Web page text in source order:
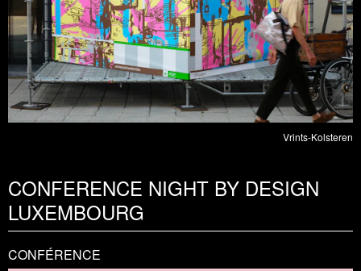
Vrints-Kolsteren
CONFERENCE NIGHT BY DESIGN
LUXEMBOURG
CONFÉRENCE